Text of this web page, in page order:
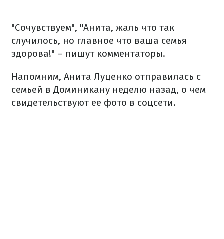
"Сочувствуем", "Анита, жаль что так
случилось, но главное что ваша семья
здорова!" – пишут комментаторы.
Напомним, Анита Луценко отправилась с
семьей в Доминикану неделю назад, о чем
свидетельствуют ее фото в соцсети.